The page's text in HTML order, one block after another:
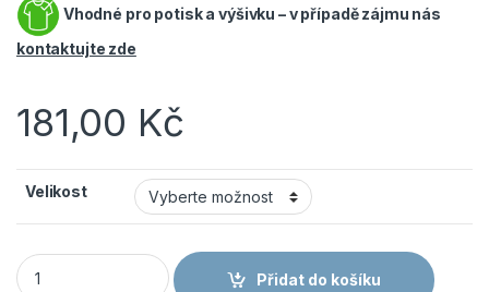
Vhodné pro potisk a výšivku – v případě zájmu nás
kontaktujte zde
181,00 Kč
Velikost
Fruit of the Loom 16.3212 – dámská polokošile pique navy
Přidat do košíku